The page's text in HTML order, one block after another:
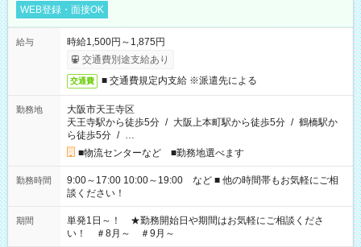
WEB登録・面接OK
給与
時給1,500円～1,875円
交通費別途支給あり
交通費 ■ 交通費規定内支給 ※派遣先による
勤務地
大阪市天王寺区
天王寺駅から徒歩5分 / 大阪上本町駅から徒歩5分 / 鶴橋駅か
ら徒歩5分 / …
■物流センターなど ■勤務地選べます
勤務時間
9:00～17:00 10:00～19:00 など ■ 他の時間帯もお気軽にご相
談ください！
期間
単発1日～！ ★勤務開始日や期間はお気軽にご相談くださ
い！ ＃8月～ ＃9月～